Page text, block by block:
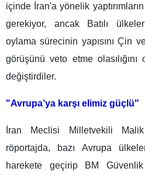
içinde İran'a yönelik
gerekiyor, ancak Batılı
oylama sürecinin yapısını Çin
görüşünü veto etme
değiştirdiler.
"Avrupa’ya karşı elimiz güçlü"
İran Meclisi Milletvekili
röportajda, bazı Avrupa
harekete geçirip BM